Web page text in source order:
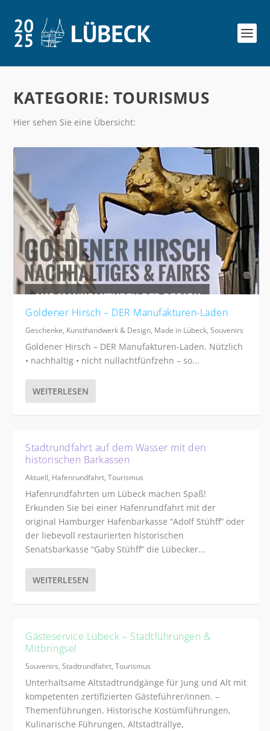
KATEGORIE: TOURISMUS
Hier sehen Sie eine Übersicht:
Goldener Hirsch – DER Manufakturen-Laden
Geschenke, Kunsthandwerk & Design, Made in Lübeck,Souvenirs
Goldener Hirsch – DER Manufakturen-Laden. Nützlich
• nachhaltig • nicht nullachtfünfzehn – so...
WEITERLESEN
Stadtrundfahrt auf dem Wasser mit den
historischen Barkassen
Aktuell, Hafenrundfahrt,Tourismus
Hafenrundfahrten um Lübeck machen Spaß!
Erkunden Sie bei einer Hafenrundfahrt mit der
original Hamburger Hafenbarkasse “Adolf Stühff” oder
der liebevoll restaurierten historischen
Senatsbarkasse “Gaby Stühff” die Lübecker...
WEITERLESEN
Gästeservice Lübeck – Stadtführungen &
Mitbringsel
Souvenirs,Stadtrundfahrt,Tourismus
Unterhaltsame Altstadtrundgänge für Jung und Alt mit
kompetenten zertifizierten Gästeführer/innen. –
Themenführungen, Historische Kostümführungen,
Kulinarische Führungen, Altstadtrallye,